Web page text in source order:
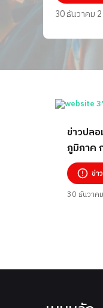
30 ธันวาคม
ข่าวปล
ภูมิภาค
ไฟฟ้า ก
ข่า
30 ธันวาค